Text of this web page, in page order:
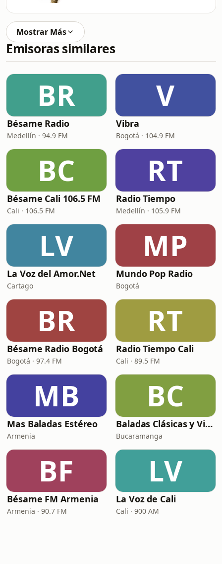
Mostrar Más
Emisoras similares
BR
Bésame Radio
Medellín · 94.9 FM
V
Vibra
Bogotá · 104.9 FM
BC
Bésame Cali 106.5 FM
Cali · 106.5 FM
RT
Radio Tiempo
Medellín · 105.9 FM
LV
La Voz del Amor.Net
Cartago
MP
Mundo Pop Radio
Bogotá
BR
Bésame Radio Bogotá
Bogotá · 97.4 FM
RT
Radio Tiempo Cali
Cali · 89.5 FM
MB
Mas Baladas Estéreo
Armenia
BC
Baladas Clásicas y Viejitas
Bucaramanga
BF
Bésame FM Armenia
Armenia · 90.7 FM
LV
La Voz de Cali
Cali · 900 AM